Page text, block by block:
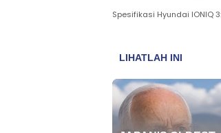
Spesifikasi Hyundai IONIQ